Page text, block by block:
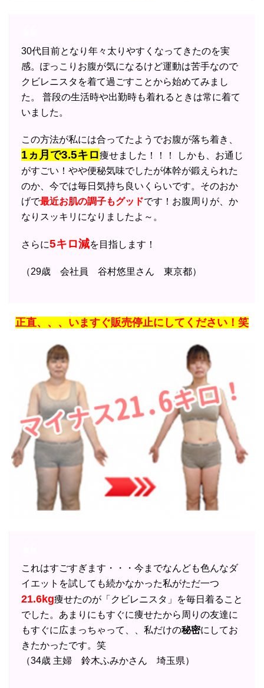
30代目前となり年々太りやすくなってきたのを実
感。ぽっこりお腹が気になるけど運動は苦手なので
クビレニスタを着て過ごすことから始めてみまし
た。 普段の生活時や出勤時も着れるときは常に着て
いました。
この方法が私には合ってたようでお腹が落ち着き、
1ヵ月で3.5キロ痩せました！！！ しかも、お通じ
がすごい！やや便秘気味でしたが体幹が鍛えられた
のか、今では毎日気持ち良いくらいです。そのおか
げで最近お肌の調子もグッドです！お腹周りが、か
なりスッキリになりましたよ～。
さらに5キロ減を目指します！
（29歳 会社員 谷村悠里さん 東京都）
正直、、、いますぐ販売停止にしてください！笑
これはすごすぎます・・・今までなんども色んなダ
イエットを試しても続かなかった私がただ一つ
21.6kg痩せたのが「クビレニスタ」を毎日着ること
でした。あまりにもすぐに痩せたから周りの友達に
もすぐに広まっちゃって、、私だけの秘密にしてお
きたかったです。笑
（34歳 主婦 鈴木ふみかさん 埼玉県）